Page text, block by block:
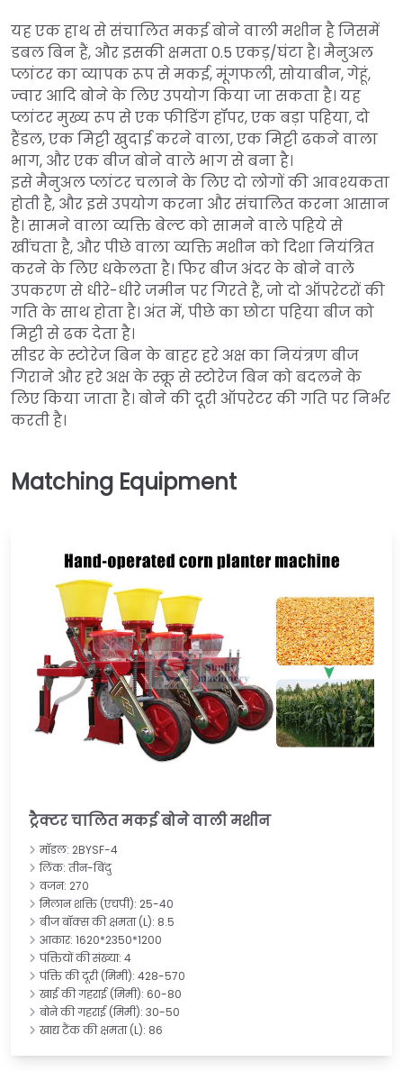
यह एक हाथ से संचालित मकई बोने वाली मशीन है जिसमें
डबल बिन हैं, और इसकी क्षमता 0.5 एकड़/घंटा है। मैनुअल
प्लांटर का व्यापक रूप से मकई, मूंगफली, सोयाबीन, गेहूं,
ज्वार आदि बोने के लिए उपयोग किया जा सकता है। यह
प्लांटर मुख्य रूप से एक फीडिंग हॉपर, एक बड़ा पहिया, दो
हैंडल, एक मिट्टी खुदाई करने वाला, एक मिट्टी ढकने वाला
भाग, और एक बीज बोने वाले भाग से बना है।
इसे मैनुअल प्लांटर चलाने के लिए दो लोगों की आवश्यकता
होती है, और इसे उपयोग करना और संचालित करना आसान
है। सामने वाला व्यक्ति बेल्ट को सामने वाले पहिये से
खींचता है, और पीछे वाला व्यक्ति मशीन को दिशा नियंत्रित
करने के लिए धकेलता है। फिर बीज अंदर के बोने वाले
उपकरण से धीरे-धीरे जमीन पर गिरते हैं, जो दो ऑपरेटरों की
गति के साथ होता है। अंत में, पीछे का छोटा पहिया बीज को
मिट्टी से ढक देता है।
सीडर के स्टोरेज बिन के बाहर हरे अक्ष का नियंत्रण बीज
गिराने और हरे अक्ष के स्क्रू से स्टोरेज बिन को बदलने के
लिए किया जाता है। बोने की दूरी ऑपरेटर की गति पर निर्भर
करती है।
ट्रैक्टर चालित मकई बोने वाली मशीन
मॉडल: 2BYSF-4
लिंक: तीन-बिंदु
वजन: 270
मिलान शक्ति (एचपी): 25-40
बीज बॉक्स की क्षमता (L): 8.5
आकार: 1620*2350*1200
पंक्तियों की संख्या: 4
पंक्ति की दूरी (मिमी): 428-570
खाई की गहराई (मिमी): 60-80
बोने की गहराई (मिमी): 30-50
खाद्य टैंक की क्षमता (L): 86